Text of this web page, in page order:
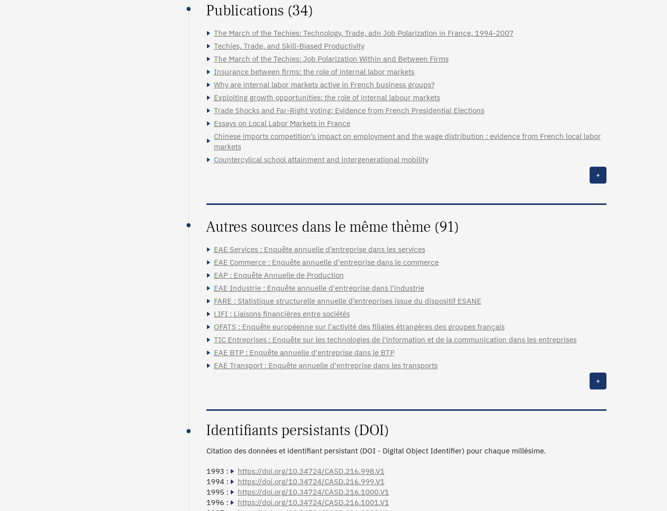
Publications (34)
The March of the Techies: Technology, Trade, adn Job Polarization in France, 1994-2007
Techies, Trade, and Skill-Biased Productivity
The March of the Techies: Job Polarization Within and Between Firms
Insurance between firms: the role of internal labor markets
Why are internal labor markets active in French business groups?
Exploiting growth opportunities: the role of internal labour markets
Trade Shocks and Far-Right Voting: Evidence from French Presidential Elections
Essays on Local Labor Markets in France
Chinese imports competition’s impact on employment and the wage distribution : evidence from French local labor
markets
Countercylical school attainment and intergenerational mobility
+
Autres sources dans le même thème (91)
EAE Services : Enquête annuelle d’entreprise dans les services
EAE Commerce : Enquête annuelle d'entreprise dans le commerce
EAP : Enquête Annuelle de Production
EAE Industrie : Enquête annuelle d'entreprise dans l'industrie
FARE : Statistique structurelle annuelle d’entreprises issue du dispositif ESANE
LIFI : Liaisons financières entre sociétés
OFATS : Enquête européenne sur l'activité des filiales étrangères des groupes français
TIC Entreprises : Enquête sur les technologies de l'information et de la communication dans les entreprises
EAE BTP : Enquête annuelle d'entreprise dans le BTP
EAE Transport : Enquête annuelle d'entreprise dans les transports
+
Identifiants persistants (DOI)
Citation des données et identifiant persistant (DOI - Digital Object Identifier) pour chaque millésime.
1993 :
https://doi.org/10.34724/CASD.216.998.V1
1994 :
https://doi.org/10.34724/CASD.216.999.V1
1995 :
https://doi.org/10.34724/CASD.216.1000.V1
1996 :
https://doi.org/10.34724/CASD.216.1001.V1